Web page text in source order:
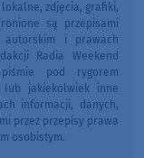
zdjęcia, grafiki,
są przepisami
i prawach
Radia Weekend
pod rygorem
lub jakiekolwiek inne
informacji, danych,
przez przepisy prawa
osobistym.